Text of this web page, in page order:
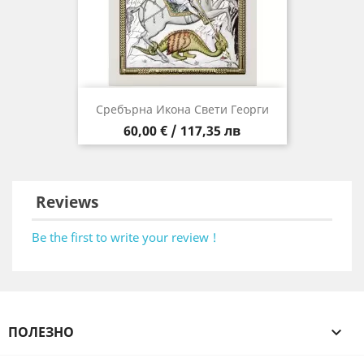
Сребърна Икона Свети Георги
Цена
60,00 € / 117,35 лв
Reviews
Be the first to write your review !
ПОЛЕЗНО 